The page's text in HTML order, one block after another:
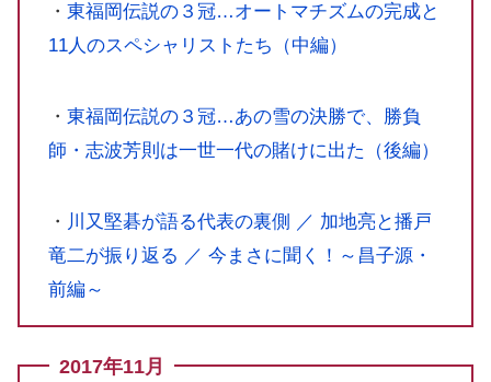
・ 東福岡伝説の３冠…オートマチズムの完成と
11人のスペシャリストたち（中編）
・ 東福岡伝説の３冠…あの雪の決勝で、勝負
師・志波芳則は一世一代の賭けに出た（後編）
・ 川又堅碁が語る代表の裏側 ／ 加地亮と播戸
竜二が振り返る ／ 今まさに聞く！～昌子源・
前編～
2017年11月